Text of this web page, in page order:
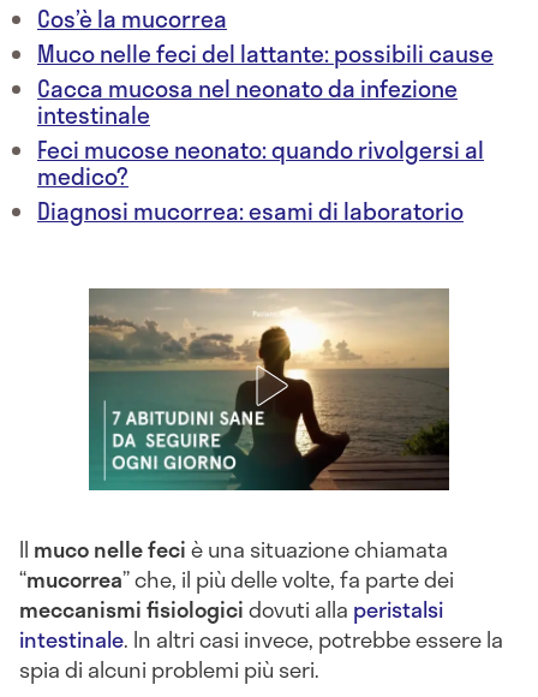
Cos’è la mucorrea
Muco nelle feci del lattante: possibili cause
Cacca mucosa nel neonato da infezione
intestinale
Feci mucose neonato: quando rivolgersi al
medico?
Diagnosi mucorrea: esami di laboratorio
Il muco nelle feciè una situazione chiamata
“mucorrea” che, il più delle volte, fa parte dei
meccanismi fisiologicidovuti alla peristalsi
intestinale. In altri casi invece, potrebbe essere la
spia di alcuni problemi più seri.